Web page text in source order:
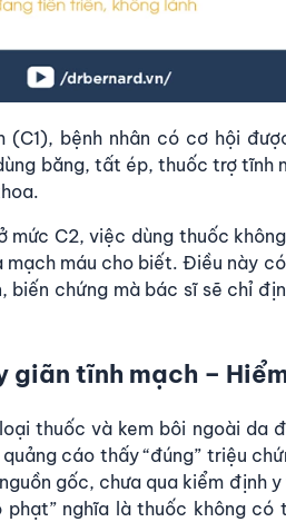
bệnh nhân có cơ hội
băng, tất ép, thuốc trợ tĩnh
mức C2, việc dùng thuốc
mạch máu cho biết. Điều này
chứng mà bác sĩ sẽ chỉ
tĩnh mạch –
thuốc và kem bôi ngoài da
cáo thấy “đúng” triệu
gốc, chưa qua kiểm định
nghĩa là thuốc không có